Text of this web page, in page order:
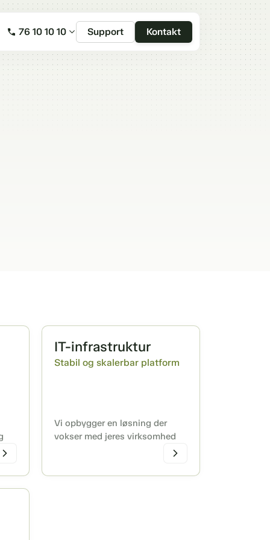
76 10 10 10 Support Kontakt
IT-infrastruktur
Stabil og skalerbar platform
Vi opbygger en løsning der
vokser med jeres virksomhed